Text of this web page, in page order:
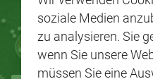
soziale Medien
zu analysieren. Sie
wenn Sie unsere
müssen Sie eine